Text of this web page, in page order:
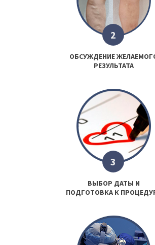
2
ОБСУЖДЕНИЕ
РЕЗУЛЬТАТА
3
ВЫБОР ДАТЫ И
ПОДГОТОВКА К